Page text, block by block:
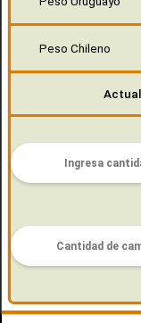
Peso Chileno